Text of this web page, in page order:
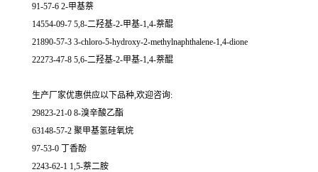
91-57-6 2-甲基萘
14554-09-7 5,8-二羟基-2-甲基-1,4-萘醌
21890-57-3 3-chloro-5-hydroxy-2-methylnaphthalene-1,4-dione
22273-47-8 5,6-二羟基-2-甲基-1,4-萘醌
生产厂家优惠供应以下品种,欢迎咨询:
29823-21-0 8-溴辛酸乙酯
63148-57-2 聚甲基氢硅氧烷
97-53-0 丁香酚
2243-62-1 1,5-萘二胺